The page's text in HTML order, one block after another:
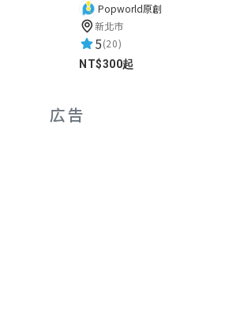
Popworld原創
新北市
5(20)
NT$300起
広告